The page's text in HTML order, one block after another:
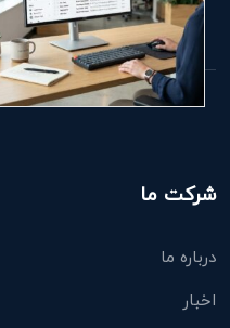
شرکت ما
درباره ما
اخبار